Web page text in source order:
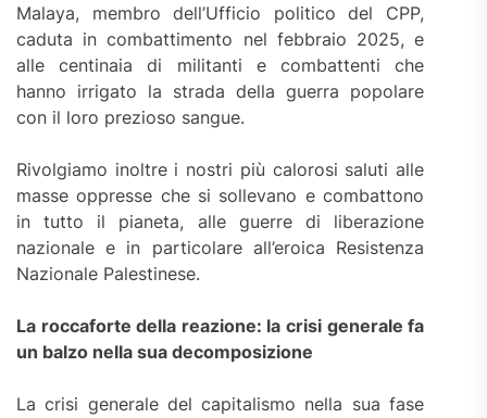
Malaya, membro dell’Ufficio politico del CPP,
caduta in combattimento nel febbraio 2025, e
alle centinaia di militanti e combattenti che
hanno irrigato la strada della guerra popolare
con il loro prezioso sangue.
Rivolgiamo inoltre i nostri più calorosi saluti alle
masse oppresse che si sollevano e combattono
in tutto il pianeta, alle guerre di liberazione
nazionale e in particolare all’eroica Resistenza
Nazionale Palestinese.
La roccaforte della reazione: la crisi generale fa
un balzo nella sua decomposizione
La crisi generale del capitalismo nella sua fase